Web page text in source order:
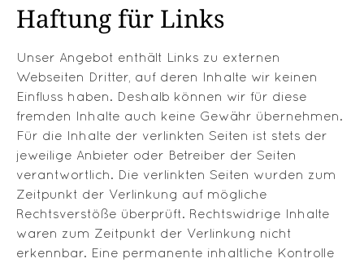
Haftung für Links
Unser Angebot enthält Links zu externen
Webseiten Dritter, auf deren Inhalte wir keinen
Einfluss haben. Deshalb können wir für diese
fremden Inhalte auch keine Gewähr übernehmen.
Für die Inhalte der verlinkten Seiten ist stets der
jeweilige Anbieter oder Betreiber der Seiten
verantwortlich. Die verlinkten Seiten wurden zum
Zeitpunkt der Verlinkung auf mögliche
Rechtsverstöße überprüft. Rechtswidrige Inhalte
waren zum Zeitpunkt der Verlinkung nicht
erkennbar. Eine permanente inhaltliche Kontrolle